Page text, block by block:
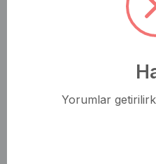
Çamaşır Makinesi
Yorumlar